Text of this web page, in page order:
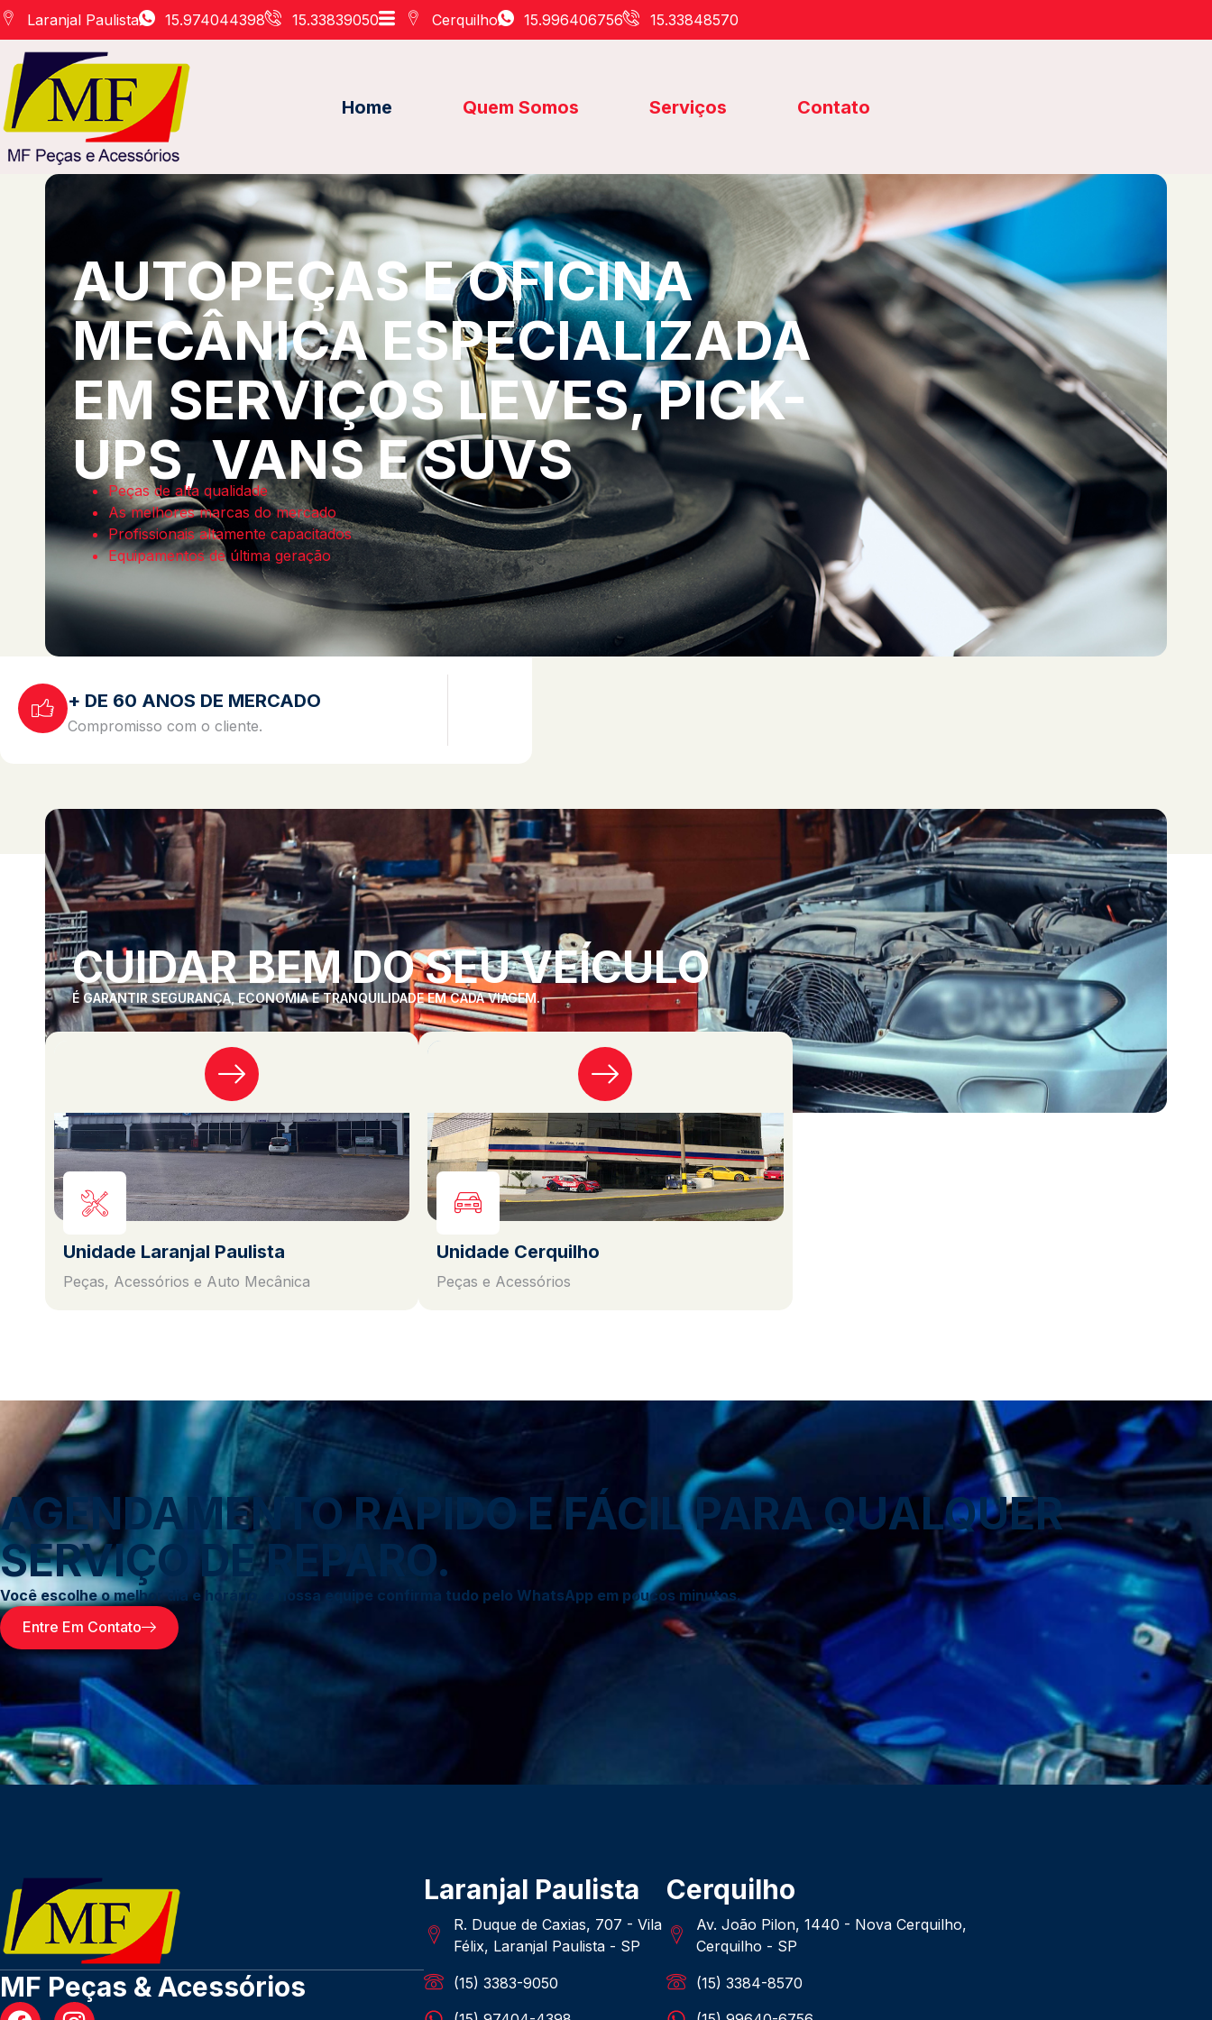
Laranjal Paulista 15.974044398 15.33839050 Cerquilho 15.996406756 15.33848570
Home Quem Somos Serviços Contato
AUTOPEÇAS E OFICINA
MECÂNICA ESPECIALIZADA
EM SERVIÇOS LEVES, PICK-
UPS, VANS E SUVS
Peças de alta qualidade
As melhores marcas do mercado
Profissionais altamente capacitados
Equipamentos de última geração
+ DE 60 ANOS DE MERCADO
Compromisso com o cliente.
CUIDAR BEM DO SEU VEÍCULO
É GARANTIR SEGURANÇA, ECONOMIA E TRANQUILIDADE EM CADA VIAGEM.
Unidade Laranjal Paulista
Peças, Acessórios e Auto Mecânica
Unidade Cerquilho
Peças e Acessórios
AGENDAMENTO RÁPIDO E FÁCIL PARA QUALQUER
SERVIÇO DE REPARO.
Você escolhe o melhor dia e horário, e nossa equipe confirma tudo pelo WhatsApp em poucos minutos.
Entre Em Contato
MF Peças & Acessórios
Laranjal Paulista
R. Duque de Caxias, 707 - Vila
Félix, Laranjal Paulista - SP
(15) 3383-9050
Cerquilho
Av. João Pilon, 1440 - Nova Cerquilho,
Cerquilho - SP
(15) 3384-8570